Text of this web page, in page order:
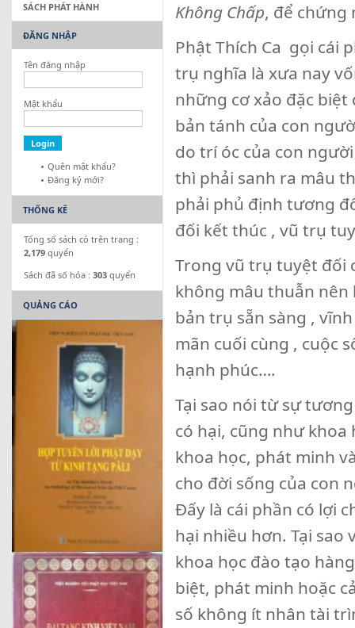
Không Chấp, để
Phật Thích Ca gọi cái
trụ nghĩa là xưa nay
những cơ xảo đặc
bản tánh của con
do trí óc của con
thì phải sanh ra mâu
phải phủ định tương
đối kết thúc , vũ trụ
Trong vũ trụ tuyệt đối
không mâu thuẫn nên
bản trụ sẵn sàng ,
mãn cuối cùng , cuộc
hạnh phúc….
Tại sao nói từ sự
có hại, cũng như
khoa học, phát minh
cho đời sống của con
Đấy là cái phần có lợi
hại nhiều hơn. Tại sao
khoa học đào tạo
biệt, phát minh hoặc
số không ít nhân tài
SÁCH PHÁT HÀNH
ĐĂNG NHẬP
Tên đăng nhập
Mật khẩu
Quên mật khẩu?
Đăng ký mới?
THỐNG KÊ
Tổng số sách có trên trang :
2,179 quyển
Sách đã số hóa : 303 quyển
QUẢNG CÁO